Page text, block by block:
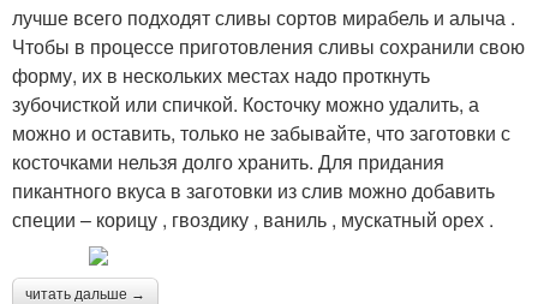
лучше всего подходят сливы сортов мирабель и алыча .
Чтобы в процессе приготовления сливы сохранили свою
форму, их в нескольких местах надо проткнуть
зубочисткой или спичкой. Косточку можно удалить, а
можно и оставить, только не забывайте, что заготовки с
косточками нельзя долго хранить. Для придания
пикантного вкуса в заготовки из слив можно добавить
специи – корицу , гвоздику , ваниль , мускатный орех .
читать дальше →